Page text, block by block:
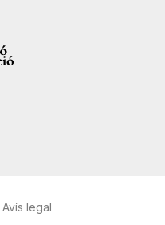
Avís legal